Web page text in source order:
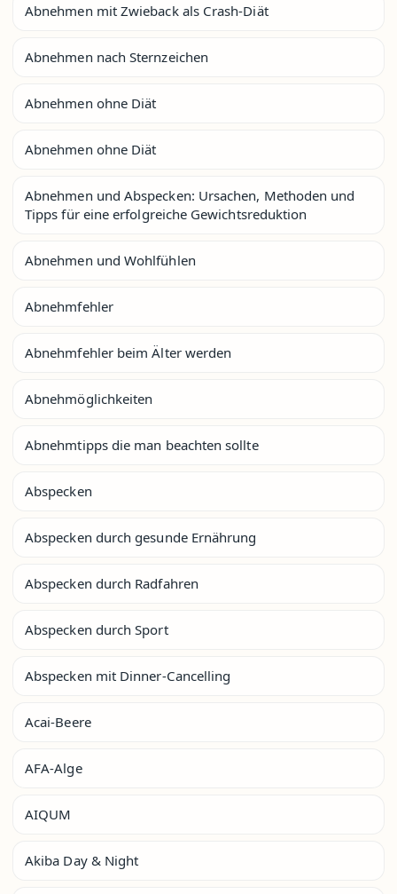
Abnehmen mit Zwieback als Crash-Diät
Abnehmen nach Sternzeichen
Abnehmen ohne Diät
Abnehmen ohne Diät
Abnehmen und Abspecken: Ursachen, Methoden und
Tipps für eine erfolgreiche Gewichtsreduktion
Abnehmen und Wohlfühlen
Abnehmfehler
Abnehmfehler beim Älter werden
Abnehmöglichkeiten
Abnehmtipps die man beachten sollte
Abspecken
Abspecken durch gesunde Ernährung
Abspecken durch Radfahren
Abspecken durch Sport
Abspecken mit Dinner-Cancelling
Acai-Beere
AFA-Alge
AIQUM
Akiba Day & Night